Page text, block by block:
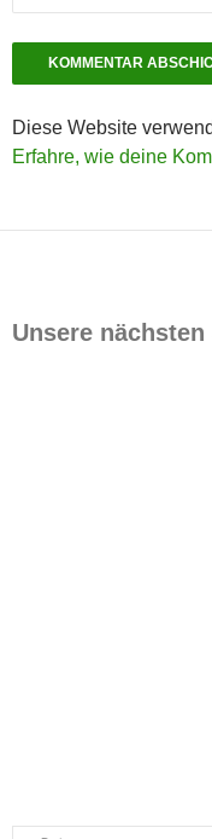
Diese Website
Erfahre, wie deine
Unsere